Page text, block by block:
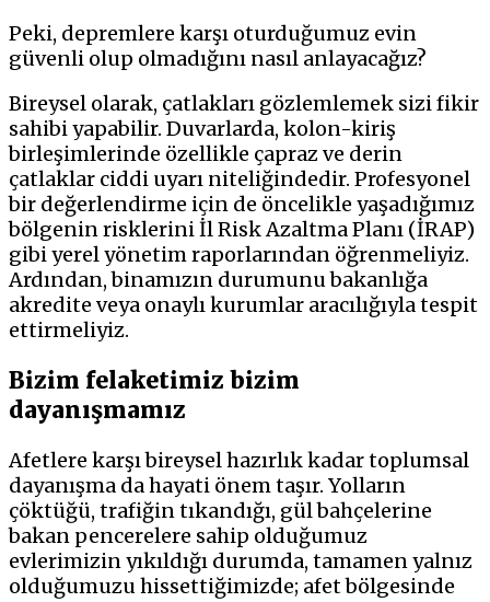
Peki, depremlere karşı oturduğumuz evin
güvenli olup olmadığını nasıl anlayacağız?
Bireysel olarak, çatlakları gözlemlemek sizi fikir
sahibi yapabilir. Duvarlarda, kolon-kiriş
birleşimlerinde özellikle çapraz ve derin
çatlaklar ciddi uyarı niteliğindedir. Profesyonel
bir değerlendirme için de öncelikle yaşadığımız
bölgenin risklerini İl Risk Azaltma Planı (İRAP)
gibi yerel yönetim raporlarından öğrenmeliyiz.
Ardından, binamızın durumunu bakanlığa
akredite veya onaylı kurumlar aracılığıyla tespit
ettirmeliyiz.
Bizim felaketimiz bizim
dayanışmamız
Afetlere karşı bireysel hazırlık kadar toplumsal
dayanışma da hayati önem taşır. Yolların
çöktüğü, trafiğin tıkandığı, gül bahçelerine
bakan pencerelere sahip olduğumuz
evlerimizin yıkıldığı durumda, tamamen yalnız
olduğumuzu hissettiğimizde; afet bölgesinde